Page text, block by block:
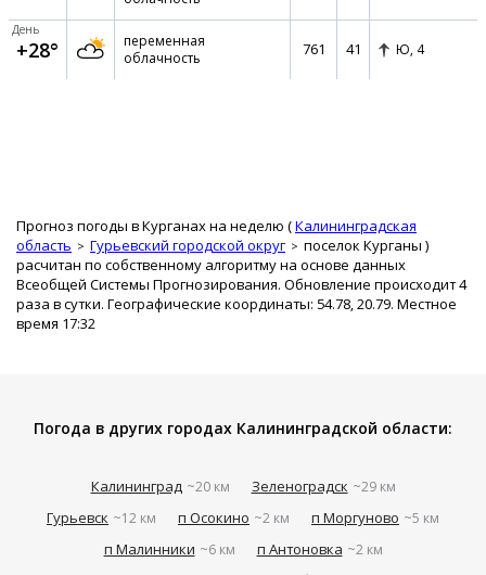
День
+28°
переменная
облачность
761 41 Ю, 4
Прогноз погоды в Курганах на неделю (Калининградская
область
Гурьевский городской округ поселок Курганы )
расчитан по собственному алгоритму на основе данных
Всеобщей Системы Прогнозирования. Обновление происходит 4
раза в сутки. Географические координаты: 54.78, 20.79. Местное
время 17:32
Погода в других городах Калининградской области:
Калининград ~20 км Зеленоградск ~29 км
Гурьевск ~12 км п Осокино ~2 км п Моргуново ~5 км
п Малинники ~6 км п Антоновка ~2 км